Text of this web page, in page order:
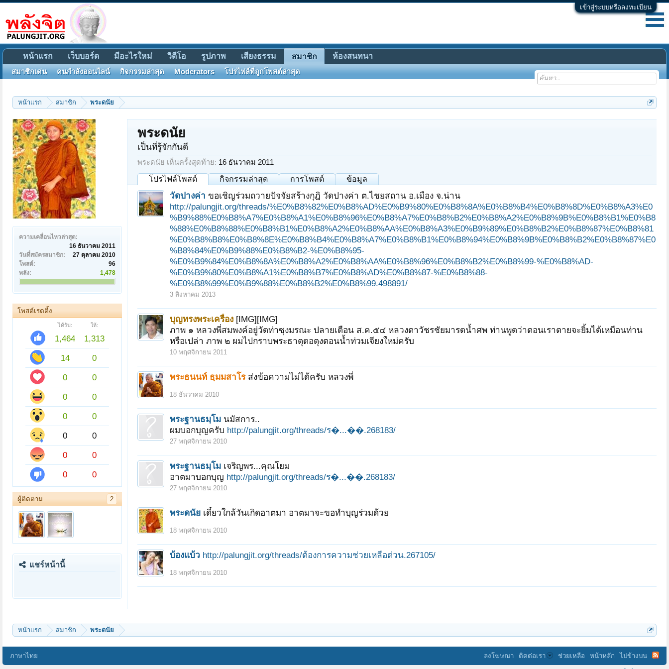
เข้าสู่ระบบหรือลงทะเบียน
หน้าแรก สมาชิก พระดนัย
ความเคลื่อนไหวล่าสุด:
16 ธันวาคม 2011
วันที่สมัครสมาชิก:
27 ตุลาคม 2010
โพสต์:
96
พลัง:
1,478
โพสต์เรตติ้ง
ได้รับ: ให้:
1,464
1,313
14
0
0
0
0
0
0
0
0
0
0
0
0
0
ผู้ติดตาม 2
แชร์หน้านี้
พระดนัย
เป็นที่รู้จักกันดี
พระดนัย เห็นครั้งสุดท้าย: 16 ธันวาคม 2011
โปรไฟล์โพสต์ กิจกรรมล่าสุด การโพสต์ ข้อมูล
วัดปางค่า ขอเชิญร่วมถวายปัจจัยสร้างกุฎิ วัดปางค่า ต.ไชยสถาน อ.เมือง จ.น่าน
http://palungjit.org/threads/%E0%B8%82%E0%B8%AD%E0%B9%80%E0%B8%8A%E0%B8%B4%E0%B8%8D%E0%B8%A3%E0
%B9%88%E0%B8%A7%E0%B8%A1%E0%B8%96%E0%B8%A7%E0%B8%B2%E0%B8%A2%E0%B8%9B%E0%B8%B1%E0%B8
%88%E0%B8%88%E0%B8%B1%E0%B8%A2%E0%B8%AA%E0%B8%A3%E0%B9%89%E0%B8%B2%E0%B8%87%E0%B8%81
%E0%B8%B8%E0%B8%8E%E0%B8%B4%E0%B8%A7%E0%B8%B1%E0%B8%94%E0%B8%9B%E0%B8%B2%E0%B8%87%E0
%B8%84%E0%B9%88%E0%B8%B2-%E0%B8%95-
%E0%B9%84%E0%B8%8A%E0%B8%A2%E0%B8%AA%E0%B8%96%E0%B8%B2%E0%B8%99-%E0%B8%AD-
%E0%B9%80%E0%B8%A1%E0%B8%B7%E0%B8%AD%E0%B8%87-%E0%B8%88-
%E0%B8%99%E0%B9%88%E0%B8%B2%E0%B8%99.498891/
3 สิงหาคม 2013
บุญทรงพระเครื่อง [IMG][IMG]
ภาพ ๑ หลวงพี่สมพงค์อยู่วัดท่าซุงมรณะ ปลายเดือน ส.ค.๕๔ หลวงตาวัชรชัยมารดน้ำศพ ท่านพูดว่าตอนเราตายจะยิ้มได้เหมือนท่าน
หรือเปล่า ภาพ ๒ ผมไปกราบพระธาตุดอตุงตอนน้ำท่วมเจียงใหม่ครับ
10 พฤศจิกายน 2011
พระธนนท์ ธฺมมสาโร ส่งข้อความไม่ได้ครับ หลวงพี่
18 ธันวาคม 2010
พระฐานธมฺโม นมัสการ..
ผมบอกบุญครับ http://palungjit.org/threads/ร�...��.268183/
27 พฤศจิกายน 2010
พระฐานธมฺโม เจริญพร...คุณโยม
อาตมาบอกบุญ http://palungjit.org/threads/ร�...��.268183/
27 พฤศจิกายน 2010
พระดนัย เดี๋ยวใกล้วันเกิดอาตมา อาตมาจะขอทำบุญร่วมด้วย
18 พฤศจิกายน 2010
บ้องแบ้ว http://palungjit.org/threads/ต้องการความช่วยเหลือด่วน.267105/
18 พฤศจิกายน 2010
หน้าแรก สมาชิก พระดนัย
หน้าแรก เว็บบอร์ด มีอะไรใหม่ วิดีโอ รูปภาพ เสียงธรรม สมาชิก
สมาชิกเด่น คนกำลังออนไลน์ กิจกรรมล่าสุด Moderators โปรไฟล์ที่ถูกโพสต์ล่าสุด
ห้องสนทนา
ภาษาไทย ลงโฆษณา ติดต่อเรา ช่วยเหลือ หน้าหลัก ไปข้างบน